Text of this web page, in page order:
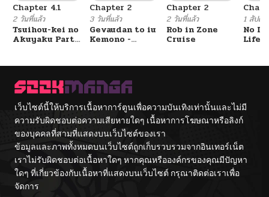
ตอนที่ 58 10/25/2024
ตอนที่ 57
ตอนที่ 56
ตอนที่ 55 10/25/2024
ตอนที่ 54 10/25/2024
ตอนที่ 53 10/25/2024
Chapter 4.1
2 วันที่แล้ว
Tsuihou-kei no
Akuyaku Party
node, Zamaa
Sareru Mae ni
Jibun o
Tsuihou
Shimashita.:
Skill o Ubau
“Steal” tte
Akuyakusugiru
kedo
Tsuyosugiru
Chapter 2
3 วันที่แล้ว
Gevaudan to iu
Kemono -
Musaboru Moto
Ningen no
Saikyou
Monster wa,
Fukushuu no
Prison Break
wo
Kuwadateru-
Chapter 2
2 วันที่แล้ว
Rob in Zone
Cruise
1 สัปด
No
Life!!
เว็บไซต์นี้ให้บริการเนื้อหาการ์ตูนเพื่อความบันเทิงเท่านั้นและไม่มี
ความรับผิดชอบต่อความเสียหายใดๆ เนื้อหาการโฆษณาหรือลิงก์
ของบุคคลที่สามที่แสดงบนเว็บไซต์ของเรา
ข้อมูลและภาพทั้งหมดบนเว็บไซต์ถูกเก็บรวบรวมจากอินเทอร์เน็ต
เราไม่รับผิดชอบต่อเนื้อหาใดๆ หากคุณหรือองค์กรของคุณมีปัญหา
ใดๆ ที่เกี่ยวข้องกับเนื้อหาที่แสดงบนเว็บไซต์ กรุณาติดต่อเราเพื่อ
จัดการ